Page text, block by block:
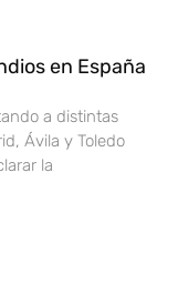
en España
a distintas
Ávila y Toledo
la